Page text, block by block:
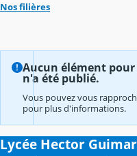
Nos filières
Aucun élément
n'a été publié.
Vous pouvez vous
pour plus d'informations.
Lycée Hector